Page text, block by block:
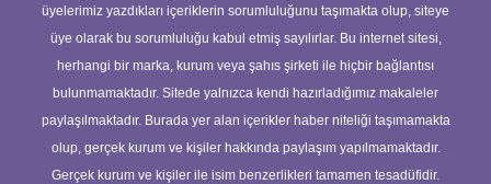
üyelerimiz yazdıkları içeriklerin sorumluluğunu taşımakta olup, siteye
üye olarak bu sorumluluğu kabul etmiş sayılırlar. Bu internet sitesi,
herhangi bir marka, kurum veya şahıs şirketi ile hiçbir bağlantısı
bulunmamaktadır. Sitede yalnızca kendi hazırladığımız makaleler
paylaşılmaktadır. Burada yer alan içerikler haber niteliği taşımamakta
olup, gerçek kurum ve kişiler hakkında paylaşım yapılmamaktadır.
Gerçek kurum ve kişiler ile isim benzerlikleri tamamen tesadüfidir.